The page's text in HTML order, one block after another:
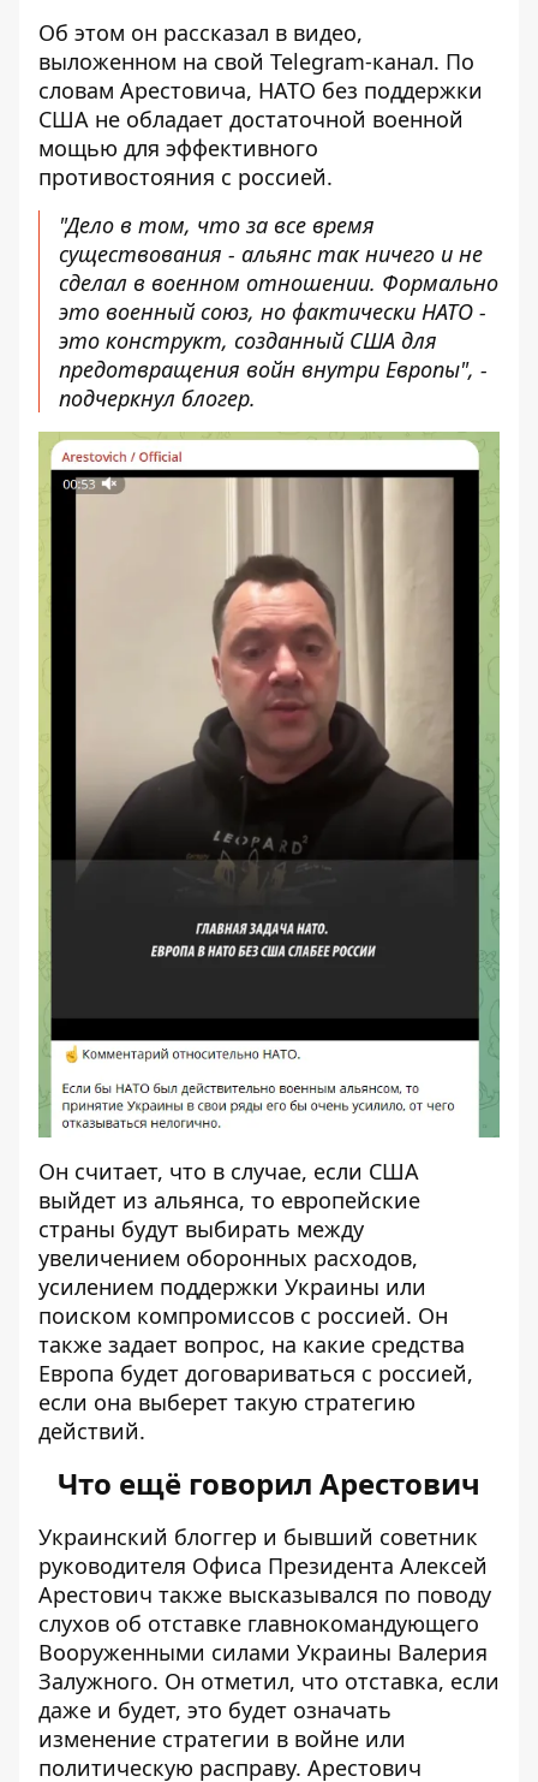
Об этом он рассказал в видео,
выложенном на свой Telegram-канал. По
словам Арестовича, НАТО без поддержки
США не обладает достаточной военной
мощью для эффективного
противостояния с россией.
"Дело в том, что за все время
существования - альянс так ничего и не
сделал в военном отношении. Формально
это военный союз, но фактически НАТО -
это конструкт, созданный США для
предотвращения войн внутри Европы", -
подчеркнул блогер.
Он считает, что в случае, если США
выйдет из альянса, то европейские
страны будут выбирать между
увеличением оборонных расходов,
усилением поддержки Украины или
поиском компромиссов с россией. Он
также задает вопрос, на какие средства
Европа будет договариваться с россией,
если она выберет такую ​​стратегию
действий.
Что ещё говорил Арестович
Украинский блоггер и бывший советник
руководителя Офиса Президента Алексей
Арестович также высказывался по поводу
слухов об отставке главнокомандующего
Вооруженными силами Украины Валерия
Залужного. Он отметил, что отставка, если
даже и будет, это будет означать
изменение стратегии в войне или
политическую расправу. Арестович